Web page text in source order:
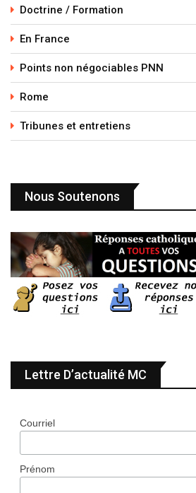
Doctrine / Formation
En France
Points non négociables PNN
Rome
Tribunes et entretiens
Nous Soutenons
Lettre D’actualité MC
Courriel
Prénom